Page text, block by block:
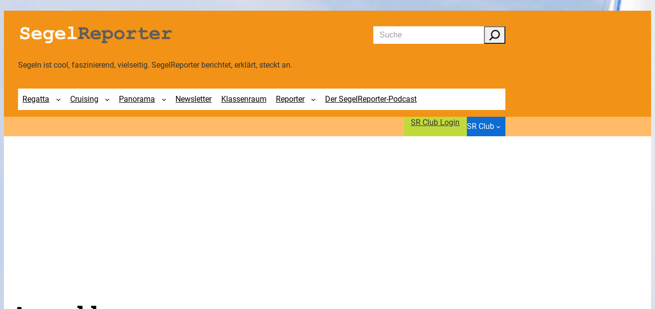
Suchen
Segeln ist cool, faszinierend, vielseitig. SegelReporter berichtet, erklärt, steckt an.
Regatta Cruising Panorama Newsletter Klassenraum Reporter Der SegelReporter-Podcast
SR Club Login SR Club